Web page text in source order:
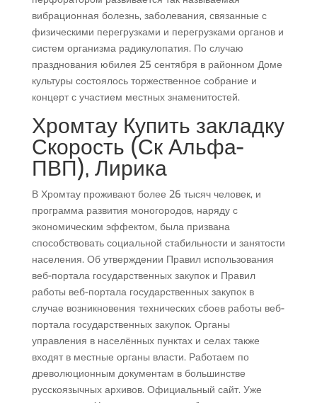
вибрационная болезнь, заболевания, связанные с
физическими перегрузками и перегрузками органов и
систем организма радикулопатия. По случаю
празднования юбилея 25 сентября в районном Доме
культуры состоялось торжественное собрание и
концерт с участием местных знаменитостей.
Хромтау Купить закладку
Скорость (Ск Альфа-
ПВП), Лирика
В Хромтау проживают более 26 тысяч человек, и
программа развития моногородов, наряду с
экономическим эффектом, была призвана
способствовать социальной стабильности и занятости
населения. Об утверждении Правил использования
веб-портала государственных закупок и Правил
работы веб-портала государственных закупок в
случае возникновения технических сбоев работы веб-
портала государственных закупок. Органы
управления в населённых пунктах и селах также
входят в местные органы власти. Работаем по
древолюционным документам в большинстве
русскоязычных архивов. Официальный сайт. Уже